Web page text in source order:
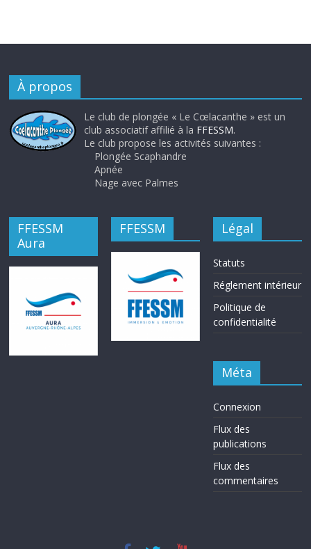
À propos
Le club de plongée « Le Cœlacanthe » est un
club associatif affilié à la FFESSM.
Le club propose les activités suivantes :
Plongée Scaphandre
Apnée
Nage avec Palmes
FFESSM
Aura
FFESSM Légal
Statuts
Réglement intérieur
Politique de
confidentialité
Méta
Connexion
Flux des
publications
Flux des
commentaires